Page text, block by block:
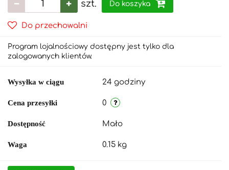
szt. Do koszyka
Do przechowalni
Program lojalnościowy dostępny jest tylko dla
zalogowanych klientów.
Wysyłka w ciągu 24 godziny
Cena przesyłki 0
Dostępność Mało
Waga 0.15 kg